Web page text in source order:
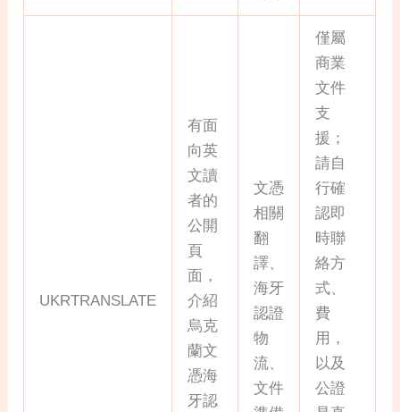
UKRTRANSLATE
有面
向英
文讀
者的
公開
頁
面，
介紹
烏克
蘭文
憑海
牙認
文憑
相關
翻
譯、
海牙
認證
物
流、
文件
僅屬
商業
文件
支
援；
請自
行確
認即
時聯
絡方
式、
費
用，
以及
公證